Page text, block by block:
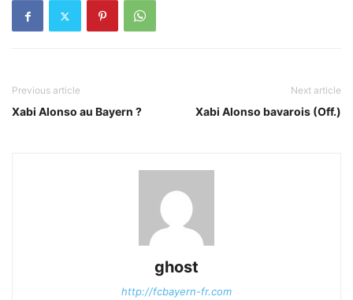
Previous article
Xabi Alonso au Bayern ?
Next article
Xabi Alonso bavarois (Off.)
ghost
http://fcbayern-fr.com